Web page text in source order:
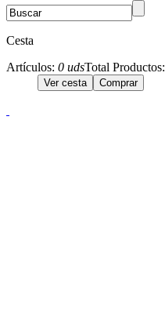
Cesta
Artículos: 0 udsTotal Productos: